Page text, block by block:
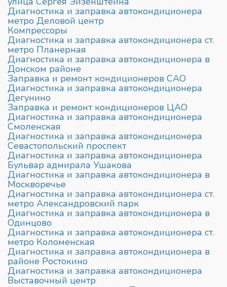
Диагностика и заправка автокондиционера
метро Деловой центр
Компрессоры
Диагностика и заправка автокондиционера ст.
метро Планерная
Диагностика и заправка автокондиционера в
Донском районе
Заправка и ремонт кондиционеров CАО
Диагностика и заправка автокондиционера
Дегунино
Заправка и ремонт кондиционеров ЦАО
Диагностика и заправка автокондиционера
Смоленская
Диагностика и заправка автокондиционера
Севастопольский проспект
Диагностика и заправка автокондиционера
Бульвар адмирала Ушакова
Диагностика и заправка автокондиционера в
Москворечье
Диагностика и заправка автокондиционера ст.
метро Александровский парк
Диагностика и заправка автокондиционера в
Одинцово
Диагностика и заправка автокондиционера ст.
метро Коломенская
Диагностика и заправка автокондиционера в
районе Ростокино
Диагностика и заправка автокондиционера
Выставочный центр